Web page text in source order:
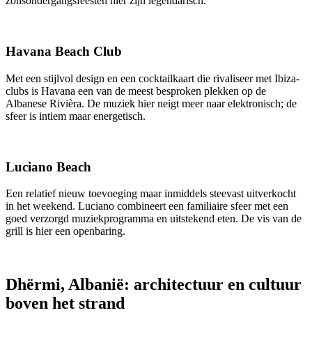
Havana Beach Club
Met een stijlvol design en een cocktailkaart die rivaliseer met Ibiza-
clubs is Havana een van de meest besproken plekken op de
Albanese Rivièra. De muziek hier neigt meer naar elektronisch; de
sfeer is intiem maar energetisch.
Luciano Beach
Een relatief nieuw toevoeging maar inmiddels steevast uitverkocht
in het weekend. Luciano combineert een familiaire sfeer met een
goed verzorgd muziekprogramma en uitstekend eten. De vis van de
grill is hier een openbaring.
Dhërmi, Albanië: architectuur en cultuur
boven het strand